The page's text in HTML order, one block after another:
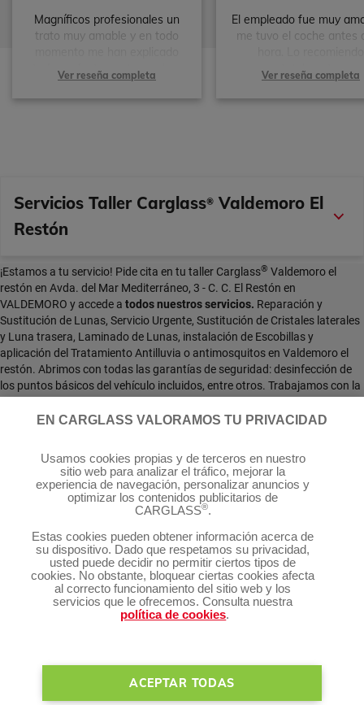
Magníficos profesionales un
trato muy amable y en todo
todo perfectamente muchas
gracias gran servicio sin duda
no dudaré si me vuelve a pasar
Ver reseña completa
El empleado fue muy
me tuvo el coche antes
totalmente.
Ver reseña completa
Servicios Taller Carglass® Valdemoro El
Restón
¡Estamos a tu servicio! Pide cita en tu taller Carglass® Valdemoro el
restón en Avda. del Mar Mediterráneo, 3 - C. C. El Restón en
VALDEMORO y accede a todos nuestros servicios. Reparación y
Sustitución de Lunas, Servicio Urgente, Sustitución de Cristales laterales
y Luna trasera, Laminado de Lunas, instalación de Escobillas y
aplicación del Tratamiento Antilluvia o antimosquitos en Valdemoro el
restón. Abrimos con todas las garantías de seguridad: desinfección de
los puntos básicos del vehículo incluidos, entre otros. Trabajamos con la
¡Llámanos para resolver cualquier duda o pide cita!
Servicios Carglass®
Te puede interesar
Mapa del sitio
EN CARGLASS VALORAMOS TU PRIVACIDAD
Usamos cookies propias y de terceros en nuestro
sitio web para analizar el tráfico, mejorar la
experiencia de navegación, personalizar anuncios y
optimizar los contenidos publicitarios de
CARGLASS®.
Estas cookies pueden obtener información acerca de
su dispositivo. Dado que respetamos su privacidad,
usted puede decidir no permitir ciertos tipos de
cookies. No obstante, bloquear ciertas cookies afecta
al correcto funcionamiento del sitio web y los
servicios que le ofrecemos. Consulta nuestra
política de cookies.
ACEPTAR TODAS